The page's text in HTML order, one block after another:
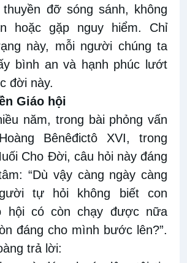
đỡ sóng sánh, không
hoặc gặp nguy hiểm. Chỉ
này, mỗi người chúng ta
bình an và hạnh phúc lướt
đời này.
Giáo hội
năm, trong bài phỏng vấn
Bênêđictô XVI, trong
Cho Đời, câu hỏi này đáng
“Dù vậy càng ngày càng
tự hỏi không biết con
hội có còn chạy được nữa
đáng cho mình bước lên?”.
trả lời: